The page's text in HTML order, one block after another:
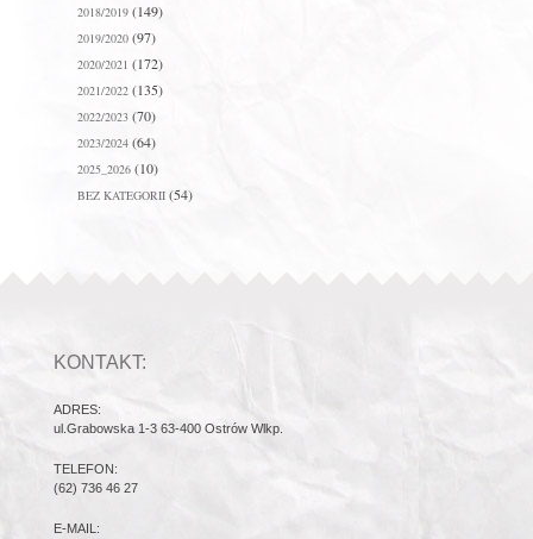
2018/2019(149)
2019/2020(97)
2020/2021 (172)
2021/2022(135)
2022/2023(70)
2023/2024(64)
2025_2026(10)
BEZ KATEGORII(54)
KONTAKT:
ADRES:
ul.Grabowska 1-3 63-400 Ostrów Wlkp.
TELEFON:
(62) 736 46 27
E-MAIL: